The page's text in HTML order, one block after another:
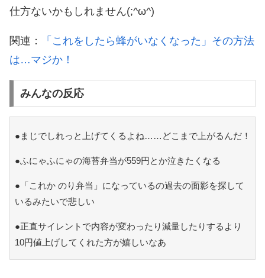
仕方ないかもしれません(;^ω^)
関連：
「これをしたら蜂がいなくなった」その方法
は…マジか！
みんなの反応
●まじでしれっと上げてくるよね……どこまで上がるんだ！
●ふにゃふにゃの海苔弁当が559円とか泣きたくなる
●「これか のり弁当」になっているの過去の面影を探して
いるみたいで悲しい
●正直サイレントで内容が変わったり減量したりするより
10円値上げしてくれた方が嬉しいなあ